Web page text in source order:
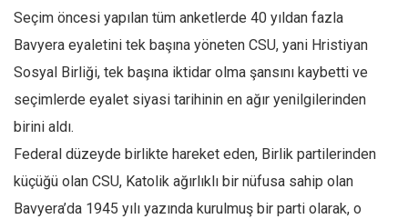
Selçuk Türkyılmaz
Mehmet Ali Tekin
Abir E. Nahas
Amina S. Jenenkovic
Bağdagül Öz
Esra Elönü
» Yazar arşivi
Seçim öncesi yapılan tüm anketlerde 40 yıldan fazla
Bavyera eyaletini tek başına yöneten CSU, yani Hristiyan
Sosyal Birliği, tek başına iktidar olma şansını kaybetti ve
seçimlerde eyalet siyasi tarihinin en ağır yenilgilerinden
birini aldı.
Federal düzeyde birlikte hareket eden, Birlik partilerinden
küçüğü olan CSU, Katolik ağırlıklı bir nüfusa sahip olan
Bavyera’da 1945 yılı yazında kurulmuş bir parti olarak, o